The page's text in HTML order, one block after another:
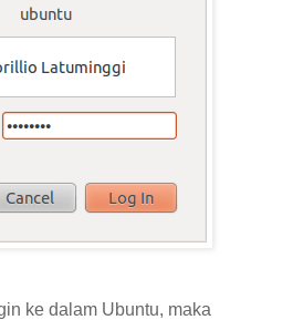
ke dalam Ubuntu, maka